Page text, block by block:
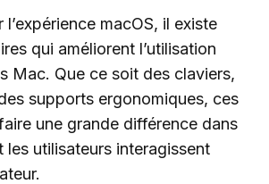
macOS, il existe
qui améliorent l’utilisation
Mac. Que ce soit des claviers,
supports ergonomiques, ces
une grande différence dans
les utilisateurs interagissent